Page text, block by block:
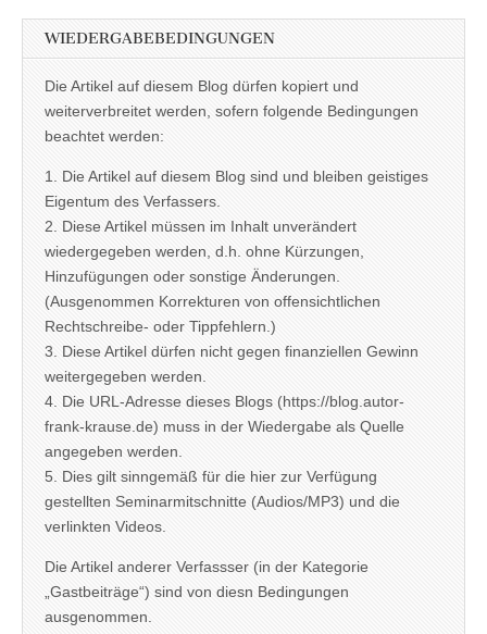
WIEDERGABEBEDINGUNGEN
Die Artikel auf diesem Blog dürfen kopiert und
weiterverbreitet werden, sofern folgende Bedingungen
beachtet werden:
1. Die Artikel auf diesem Blog sind und bleiben geistiges
Eigentum des Verfassers.
2. Diese Artikel müssen im Inhalt unverändert
wiedergegeben werden, d.h. ohne Kürzungen,
Hinzufügungen oder sonstige Änderungen.
(Ausgenommen Korrekturen von offensichtlichen
Rechtschreibe- oder Tippfehlern.)
3. Diese Artikel dürfen nicht gegen finanziellen Gewinn
weitergegeben werden.
4. Die URL-Adresse dieses Blogs (https://blog.autor-
frank-krause.de) muss in der Wiedergabe als Quelle
angegeben werden.
5. Dies gilt sinngemäß für die hier zur Verfügung
gestellten Seminarmitschnitte (Audios/MP3) und die
verlinkten Videos.
Die Artikel anderer Verfassser (in der Kategorie
„Gastbeiträge“) sind von diesn Bedingungen
ausgenommen.